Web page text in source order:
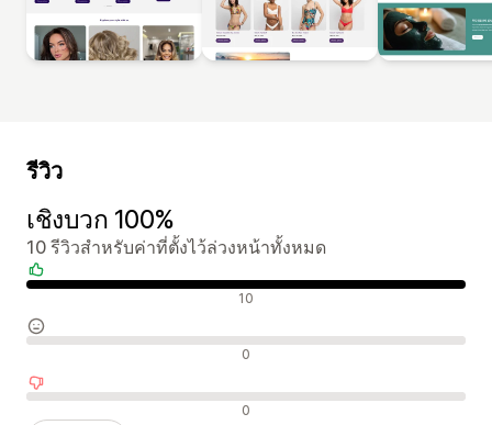
รีวิว
เชิงบวก 100%
10 รีวิวสำหรับค่าที่ตั้งไว้ล่วงหน้าทั้งหมด
รีวิวเชิงบวก 10
รีวิวที่เป็นกลาง 0
รีวิวเชิงลบ 0